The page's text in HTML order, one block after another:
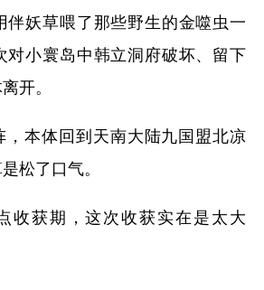
伴妖草喂了那些野生的金噬虫一
对小寰岛中韩立洞府破坏、留下
开。
，本体回到天南大陆九国盟北凉
松了口气。
收获期，这次收获实在是太大